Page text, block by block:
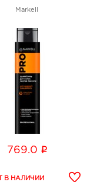
Markell
769.0 i